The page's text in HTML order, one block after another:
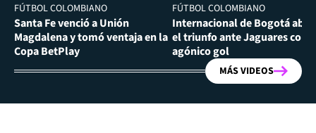
FÚTBOL COLOMBIANO
Santa Fe venció a Unión
Magdalena y tomó ventaja en la
Copa BetPlay
FÚTBOL COLOMBIANO
Internacional de Bogotá
el triunfo ante Jaguares con
agónico gol
MÁS VIDEOS